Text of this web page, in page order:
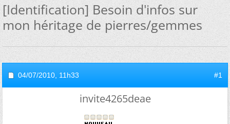
[Identification] Besoin d'infos sur
mon héritage de pierres/gemmes
04/07/2010, 11h33 #1
invite4265deae